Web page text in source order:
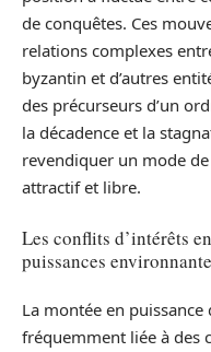
de conquêtes. Ces
relations complexes
byzantin et d’autres
des précurseurs d’un
la décadence et la
revendiquer un mode
attractif et libre.
Les conflits d’intérêts
puissances
La montée en puissance
fréquemment liée à des